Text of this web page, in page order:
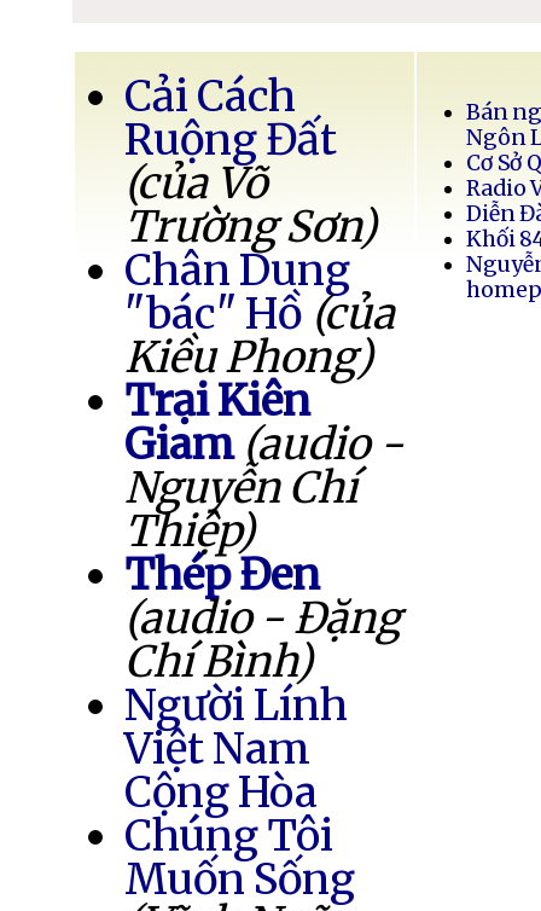
Cải Cách
Ruộng Đất
(của Võ
Trường Sơn)
Chân Dung
"bác" Hồ (của
Kiều Phong)
Trại Kiên
Giam (audio -
Nguyễn Chí
Thiệp)
Thép Đen
(audio - Đặng
Chí Bình)
Người Lính
Việt Nam
Cộng Hòa
Chúng Tôi
Muốn Sống
Bán
Ngôn
Cơ Sở
Radio
Diễn
Khối